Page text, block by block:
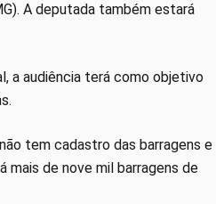
A deputada também estará
a audiência terá como objetivo
tem cadastro das barragens e
mais de nove mil barragens de